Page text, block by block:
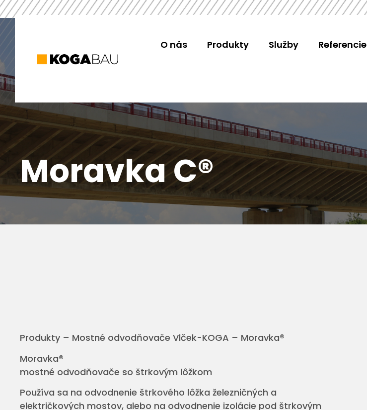
O nás Produkty Služby Referencie
Moravka C®
Produkty – Mostné odvodňovače Vlček-KOGA – Moravka®
Moravka®
mostné odvodňovače so štrkovým lôžkom
Používa sa na odvodnenie štrkového lôžka železničných a
električkových mostov, alebo na odvodnenie izolácie pod štrkovým